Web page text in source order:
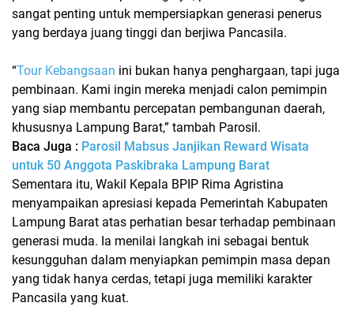
sangat penting untuk mempersiapkan generasi penerus
yang berdaya juang tinggi dan berjiwa Pancasila.
“Tour Kebangsaan ini bukan hanya penghargaan, tapi juga
pembinaan. Kami ingin mereka menjadi calon pemimpin
yang siap membantu percepatan pembangunan daerah,
khususnya Lampung Barat,” tambah Parosil.
Baca Juga : Parosil Mabsus Janjikan Reward Wisata
untuk 50 Anggota Paskibraka Lampung Barat
Sementara itu, Wakil Kepala BPIP Rima Agristina
menyampaikan apresiasi kepada Pemerintah Kabupaten
Lampung Barat atas perhatian besar terhadap pembinaan
generasi muda. Ia menilai langkah ini sebagai bentuk
kesungguhan dalam menyiapkan pemimpin masa depan
yang tidak hanya cerdas, tetapi juga memiliki karakter
Pancasila yang kuat.